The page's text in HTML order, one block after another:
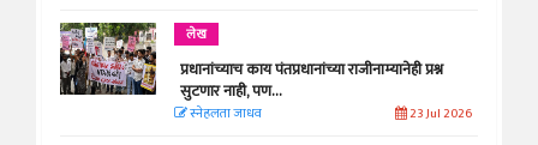
लेख
प्रधानांच्याच काय पंतप्रधानांच्या राजीनाम्यानेही प्रश्न
सुटणार नाही, पण...
स्नेहलता जाधव 23 Jul 2026